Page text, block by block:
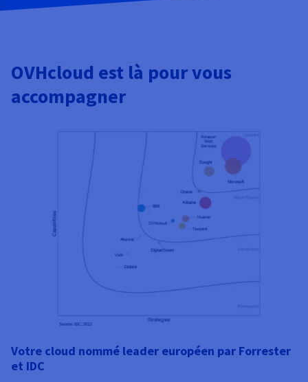
OVHcloud est là pour vous
accompagner
Votre cloud nommé leader européen par Forrester
et IDC